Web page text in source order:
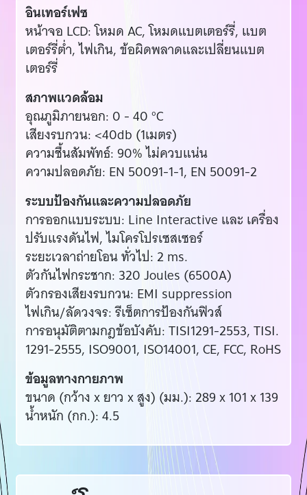
อินเทอร์เฟซ
หน้าจอ LCD: โหมด AC, โหมดแบตเตอร์รี่, แบต
เตอร์รี่ต่ำ, ไฟเกิน, ข้อผิดพลาดและเปลี่ยนแบต
เตอร์รี่
สภาพแวดล้อม
อุณภูมิภายนอก: 0 - 40 °C
เสียงรบกวน: <40db (1เมตร)
ความชื้นสัมพัทธ์: 90% ไม่ควบแน่น
ความปลอดภัย: EN 50091-1-1, EN 50091-2
ระบบป้องกันและความปลอดภัย
การออกแบบระบบ: Line Interactive และ เครื่อง
ปรับแรงดันไฟ, ไมโครโปรเซสเซอร์
ระยะเวลาถ่ายโอน ทั่วไป: 2 ms.
ตัวกันไฟกระชาก: 320 Joules (6500A)
ตัวกรองเสียงรบกวน: EMI suppression
ไฟเกิน/ลัดวงจร: รีเซ็ตการป้องกันฟิวส์
การอนุมัติตามกฎข้อบังคับ: TISI1291-2553, TISI.
1291-2555, ISO9001, ISO14001, CE, FCC, RoHS
ข้อมูลทางกายภาพ
ขนาด (กว้าง x ยาว x สูง) (มม.): 289 x 101 x 139
น้ำหนัก (กก.): 4.5